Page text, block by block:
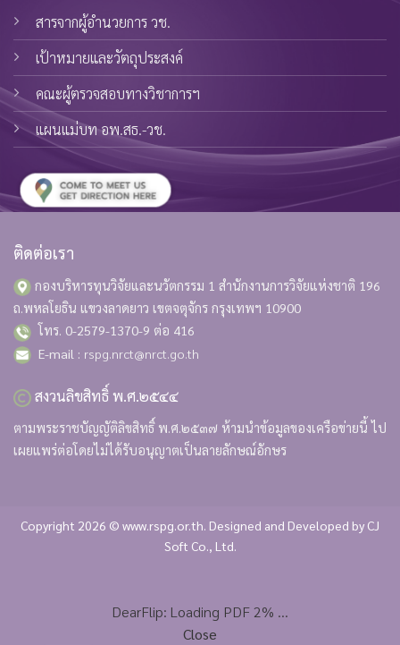
DearFlip: Loading PDF 2% ...
Close
สารจากผู้อำนวยการ วช.
เป้าหมายและวัตถุประสงค์
คณะผู้ตรวจสอบทางวิชาการฯ
แผนแม่บท อพ.สธ.-วช.
ติดต่อเรา
กองบริหารทุนวิจัยและนวัตกรรม 1 สำนักงานการวิจัยแห่งชาติ 196
ถ.พหลโยธิน แขวงลาดยาว เขตจตุจักร กรุงเทพฯ 10900
โทร. 0-2579-1370-9 ต่อ 416
E-mail : rspg.nrct@nrct.go.th
สงวนลิขสิทธิ์ พ.ศ.๒๕๔๔
ตามพระราชบัญญัติลิขสิทธิ์ พ.ศ.๒๕๓๗ ห้ามนำข้อมูลของเครือข่ายนี้ ไป
เผยแพร่ต่อโดยไม่ได้รับอนุญาตเป็นลายลักษณ์อักษร
Copyright 2026 © www.rspg.or.th. Designed and Developed by CJ
Soft Co., Ltd.